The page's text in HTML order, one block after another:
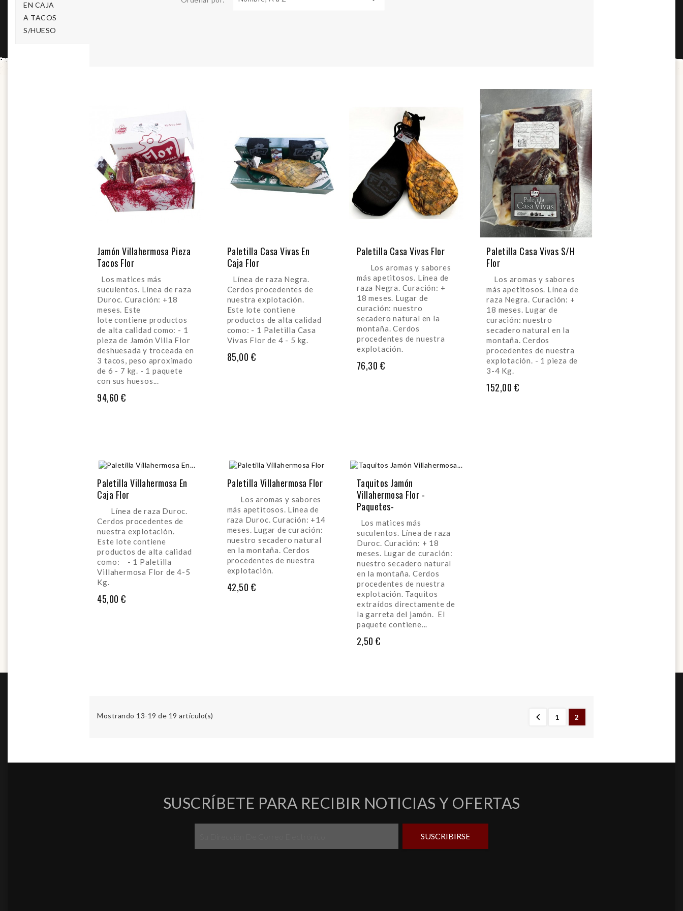
EN CAJA
A TACOS
S/HUESO
Jamón Villahermosa Pieza
Tacos Flor
Los matices más
suculentos. Línea de raza
Duroc. Curación: +18
meses. Este
lote contiene productos
de alta calidad como: - 1
pieza de Jamón Villa Flor
deshuesada y troceada en
3 tacos, peso aproximado
de 6 - 7 kg. - 1 paquete
con sus huesos...
Precio
94,60 €
Paletilla Casa Vivas En
Caja Flor
Línea de raza Negra.
Cerdos procedentes de
nuestra explotación.
Este lote contiene
productos de alta calidad
como: - 1 Paletilla Casa
Vivas Flor de 4 - 5 kg.
Precio
85,00 €
Paletilla Casa Vivas Flor
Los aromas y sabores
más apetitosos. Línea de
raza Negra. Curación: +
18 meses. Lugar de
curación: nuestro
secadero natural en la
montaña. Cerdos
procedentes de nuestra
explotación.
Precio
76,30 €
Paletilla Casa Vivas S/H
Flor
Los aromas y sabores
más apetitosos. Línea de
raza Negra. Curación: +
18 meses. Lugar de
curación: nuestro
secadero natural en la
montaña. Cerdos
procedentes de nuestra
explotación. - 1 pieza de
3-4 Kg.
Precio
152,00 €
Paletilla Villahermosa En
Caja Flor
Línea de raza Duroc.
Cerdos procedentes de
nuestra explotación.
Este lote contiene
productos de alta calidad
como: - 1 Paletilla
Villahermosa Flor de 4-5
Kg.
Precio
45,00 €
Paletilla Villahermosa Flor
Los aromas y sabores
más apetitosos. Línea de
raza Duroc. Curación: +14
meses. Lugar de curación:
nuestro secadero natural
en la montaña. Cerdos
procedentes de nuestra
explotación.
Precio
42,50 €
Taquitos Jamón
Villahermosa Flor -
Paquetes-
Los matices más
suculentos. Línea de raza
Duroc. Curación: + 18
meses. Lugar de curación:
nuestro secadero natural
en la montaña. Cerdos
procedentes de nuestra
explotación. Taquitos
extraídos directamente de
la garreta del jamón. El
paquete contiene...
Precio
2,50 €
Mostrando 13-19 de 19 artículo(s)  1 2
SUSCRÍBETE PARA RECIBIR NOTICIAS Y OFERTAS